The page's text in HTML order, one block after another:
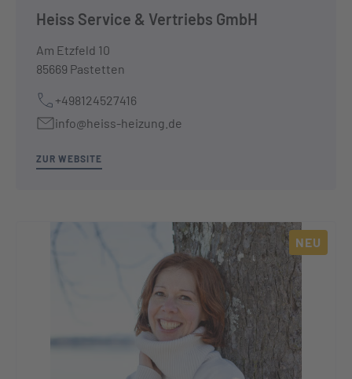
Heiss Service & Vertriebs GmbH
Am Etzfeld 10
85669 Pastetten
+498124527416
info@heiss-heizung.de
ZUR WEBSITE
NEU